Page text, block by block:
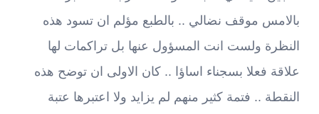
بالامس موقف نضالي .. بالطبع مؤلم ان تسود هذه
النظرة ولست انت المسؤول عنها بل تراكمات لها
علاقة فعلا بسجناء اساؤا .. كان الاولى ان توضح هذه
النقطة .. فتمة كثير منهم لم يزايد ولا اعتبرها عتبة